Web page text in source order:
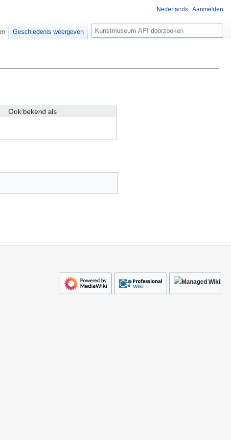
Ook bekend als
Nederlands Aanmelden
Geschiedenis weergeven
Z
o
e